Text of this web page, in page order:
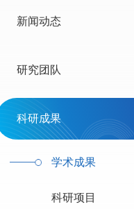
新闻动态
研究团队
科研成果
学术成果
科研项目